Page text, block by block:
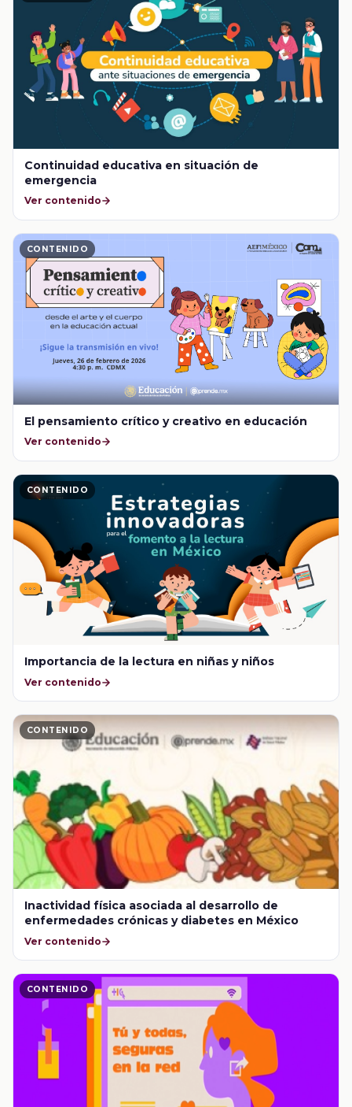
Continuidad educativa en situación de
emergencia
Ver contenido
CONTENIDO
El pensamiento crítico y creativo en educación
Ver contenido
CONTENIDO
Importancia de la lectura en niñas y niños
Ver contenido
CONTENIDO
Inactividad física asociada al desarrollo de
enfermedades crónicas y diabetes en México
Ver contenido
CONTENIDO